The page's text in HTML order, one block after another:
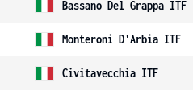
Bassano Del Grappa ITF
Monteroni D'Arbia ITF
Civitavecchia ITF